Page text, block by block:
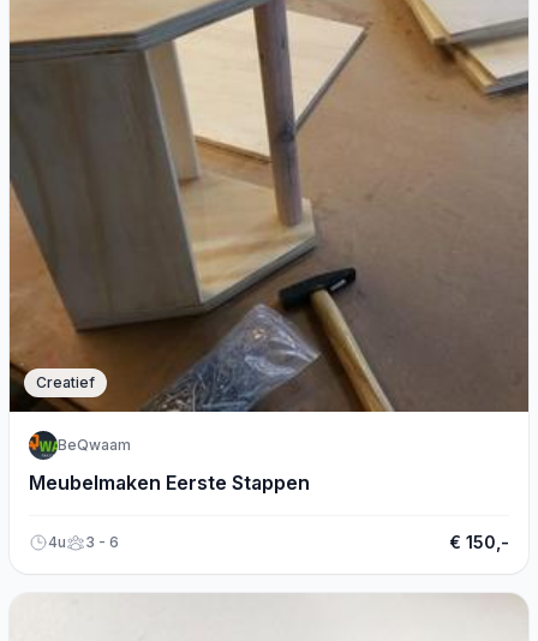
Creatief
BeQwaam
Meubelmaken Eerste Stappen
4u 3 - 6 € 150,-